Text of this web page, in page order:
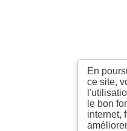
En
ce site,
le bon
internet,